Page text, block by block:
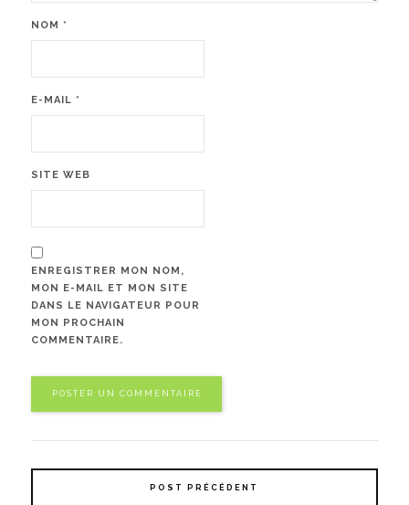
NOM *
E-MAIL *
SITE WEB
ENREGISTRER MON NOM,
MON E-MAIL ET MON SITE
DANS LE NAVIGATEUR POUR
MON PROCHAIN
COMMENTAIRE.
POST PRÉCÉDENT